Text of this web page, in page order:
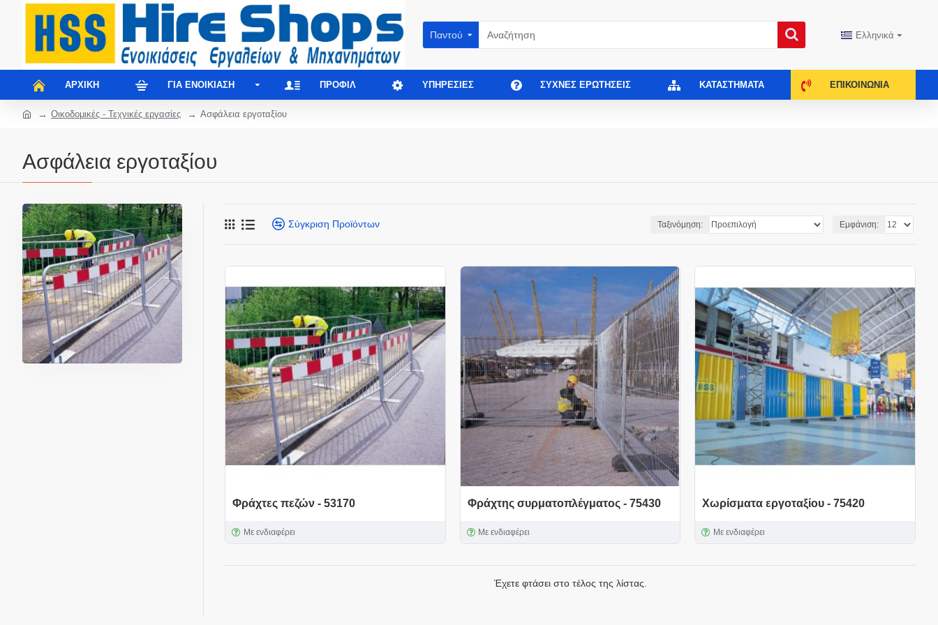
Παντού Ελληνικά
ΑΡΧΙΚΉ ΓΙΑ ΕΝΟΙΚΊΑΣΗ ΠΡΟΦΊΛ ΥΠΗΡΕΣΊΕΣ ΣΥΧΝΈΣ ΕΡΩΤΉΣΕΙΣ ΚΑΤΑΣΤΉΜΑΤΑ ΕΠΙΚΟΙΝΩΝΊΑ
Οικοδομικές - Τεχνικές εργασίες Ασφάλεια εργοταξίου
Ασφάλεια εργοταξίου
Σύγκριση Προϊόντων Ταξινόμηση: Εμφάνιση:
Φράχτες πεζών - 53170
Με ενδιαφέρει
Φράχτης συρματοπλέγματος - 75430
Με ενδιαφέρει
Χωρίσματα εργοταξίου - 75420
Με ενδιαφέρει
Έχετε φτάσει στο τέλος της λίστας.